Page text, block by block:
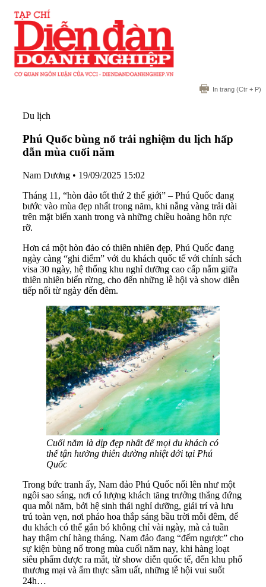
In trang (Ctr + P)
Du lịch
Phú Quốc bùng nổ trải nghiệm du lịch hấp
dẫn mùa cuối năm
Nam Dương • 19/09/2025 15:02
Tháng 11, “hòn đảo tốt thứ 2 thế giới” – Phú Quốc đang
bước vào mùa đẹp nhất trong năm, khi nắng vàng trải dài
trên mặt biển xanh trong và những chiều hoàng hôn rực
rỡ.
Hơn cả một hòn đảo có thiên nhiên đẹp, Phú Quốc đang
ngày càng “ghi điểm” với du khách quốc tế với chính sách
visa 30 ngày, hệ thống khu nghỉ dưỡng cao cấp nằm giữa
thiên nhiên biển rừng, cho đến những lễ hội và show diễn
tiếp nối từ ngày đến đêm.
Cuối năm là dịp đẹp nhất để mọi du khách có
thể tận hưởng thiên đường nhiệt đới tại Phú
Quốc
Trong bức tranh ấy, Nam đảo Phú Quốc nổi lên như một
ngôi sao sáng, nơi có lượng khách tăng trưởng thẳng đứng
qua mỗi năm, bởi hệ sinh thái nghỉ dưỡng, giải trí và lưu
trú toàn vẹn, nơi pháo hoa thắp sáng bầu trời mỗi đêm, để
du khách có thể gắn bó không chỉ vài ngày, mà cả tuần
hay thậm chí hàng tháng. Nam đảo đang “đếm ngược” cho
sự kiện bùng nổ trong mùa cuối năm nay, khi hàng loạt
siêu phẩm được ra mắt, từ show diễn quốc tế, đến khu phố
thương mại và ẩm thực sầm uất, những lễ hội vui suốt
24h…